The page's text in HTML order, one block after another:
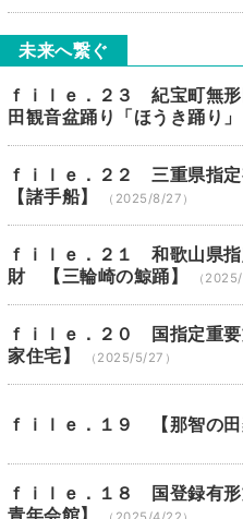
未来へ繋ぐ
ｆｉｌｅ．２３ 紀宝町無
田観音盆踊り「ほうき踊り」
ｆｉｌｅ．２２ 三重県指
【諸手船】
（2025/8/27）
ｆｉｌｅ．２１ 和歌山県
財 【三輪崎の鯨踊】
（
ｆｉｌｅ．２０ 国指定重
家住宅】
（2025/5/27）
ｆｉｌｅ．１９ 【那智の田
ｆｉｌｅ．１８ 国登録有
青年会館】